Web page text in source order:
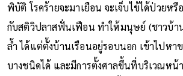
พิบัติ โรคร้ายจะมาเยือน จะเจ็บไข้ได้ป่วยห
กับสติวิปลาสฟั่นเฟือน ทำให้มนุษย์ (ชาวบ้าน
ล้ำ ได้แต่ตั้งบ้านเรือนอยู่รอบนอก เข้าไปหา
บางชนิดได้ และมีการตั้งศาลขึ้นที่บริเวณหน้